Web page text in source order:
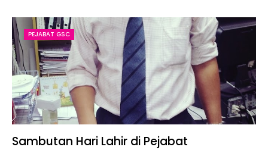
PEJABAT GSC
Sambutan Hari Lahir di Pejabat